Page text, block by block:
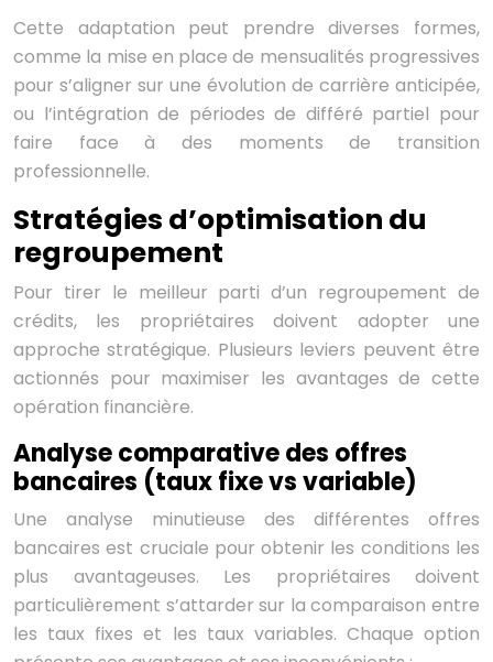
Cette adaptation peut prendre diverses formes,
comme la mise en place de mensualités progressives
pour s’aligner sur une évolution de carrière anticipée,
ou l’intégration de périodes de différé partiel pour
faire face à des moments de transition
professionnelle.
Stratégies d’optimisation du
regroupement
Pour tirer le meilleur parti d’un regroupement de
crédits, les propriétaires doivent adopter une
approche stratégique. Plusieurs leviers peuvent être
actionnés pour maximiser les avantages de cette
opération financière.
Analyse comparative des offres
bancaires (taux fixe vs variable)
Une analyse minutieuse des différentes offres
bancaires est cruciale pour obtenir les conditions les
plus avantageuses. Les propriétaires doivent
particulièrement s’attarder sur la comparaison entre
les taux fixes et les taux variables. Chaque option